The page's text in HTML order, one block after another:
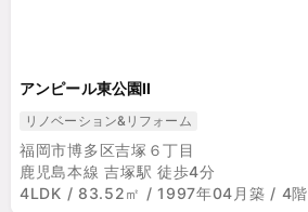
アンピール東公園Ⅱ
リノベーション&リフォーム
福岡市博多区吉塚６丁目
鹿児島本線 吉塚駅 徒歩4分
4LDK / 83.52㎡ / 1997年04月築 / 4階